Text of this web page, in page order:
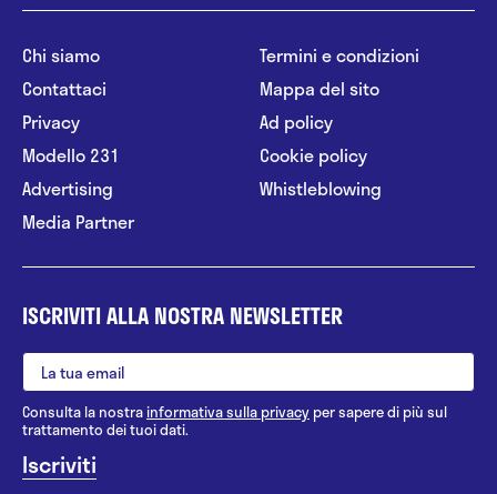
Chi siamo
Contattaci
Privacy
Modello 231
Advertising
Media Partner
Termini e condizioni
Mappa del sito
Ad policy
Cookie policy
Whistleblowing
ISCRIVITI ALLA NOSTRA NEWSLETTER
Consulta la nostrainformativa sulla privacy per sapere di più sul
trattamento dei tuoi dati.